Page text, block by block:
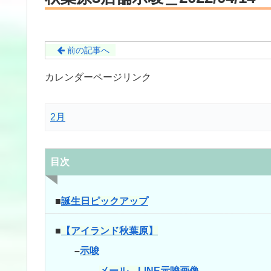
前の記事へ
カレンダーページリンク
2月
目次
■誕生日ピックアップ
■ 【アイランド秋葉原】
–示唆